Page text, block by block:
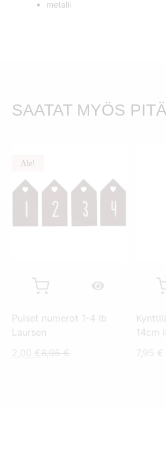
metalli
SAATAT MYÖS
Ale!
Puiset numerot 1-4 Ib
Laursen
2,00 €Nykyinen
6,95€Alkuperäinen
14cm
7,95 €